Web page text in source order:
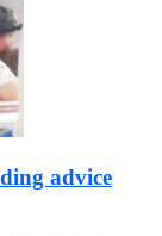
advice